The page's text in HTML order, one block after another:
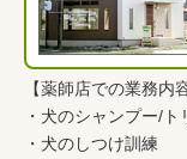
【薬師店での業務内容
・ 犬のシャンプー/ト
・ 犬のしつけ訓練